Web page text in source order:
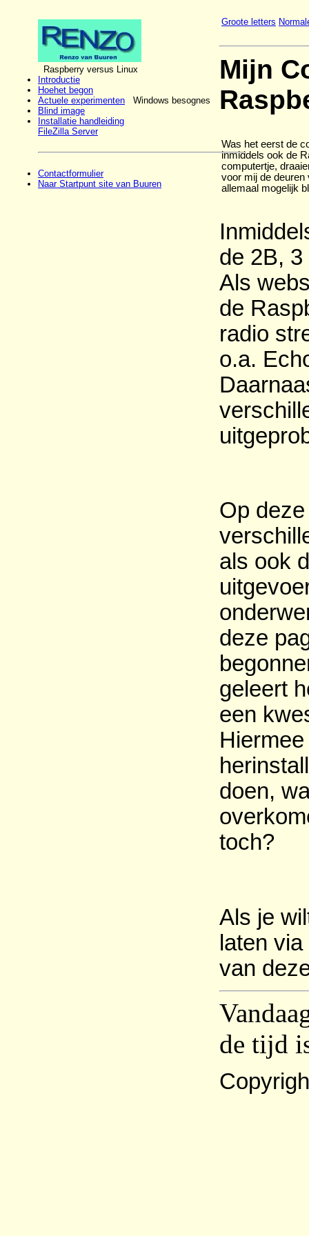
Raspberry versus Linux
Introductie
Hoehet begon
Actuele experimenten Windows besognes
Blind image
Installatie handleiding
FileZilla Server
Contactformulier
Naar Startpunt site van Buuren
Groote letters
Mijn
Was het eerst de
inmiddels ook de
computertje,
voor mij de deuren
allemaal mogelijk
de 2B,
Als
de
radio
o.a.
Op
als ook
deze
geleert
een
doen,
toch?
Als je
laten
van
de tijd